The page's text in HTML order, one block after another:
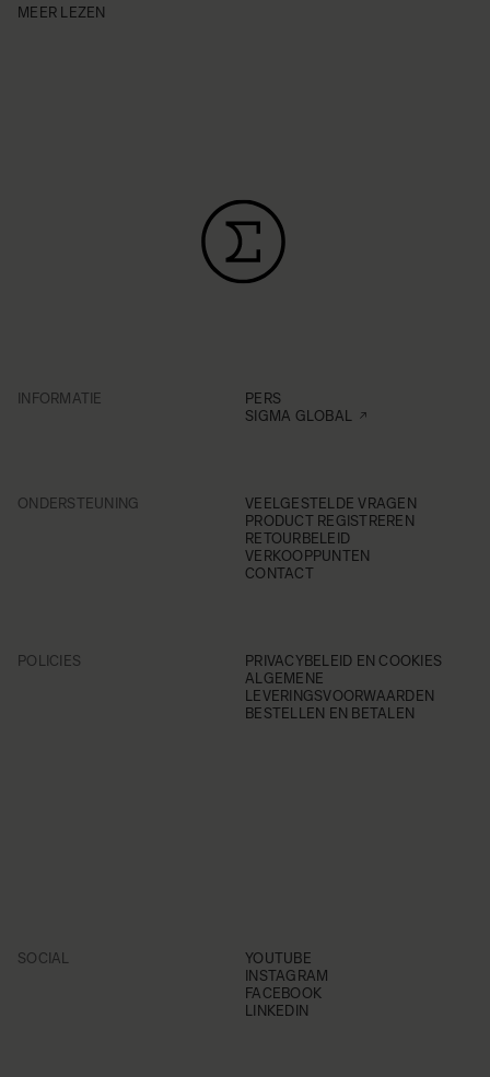
MEER LEZEN
INFORMATIE
PERS
SIGMA GLOBAL
ONDERSTEUNING
VEELGESTELDE VRAGEN
PRODUCT REGISTREREN
RETOURBELEID
VERKOOPPUNTEN
CONTACT
POLICIES
PRIVACYBELEID EN COOKIES
ALGEMENE
LEVERINGSVOORWAARDEN
BESTELLEN EN BETALEN
SOCIAL
YOUTUBE
INSTAGRAM
FACEBOOK
LINKEDIN